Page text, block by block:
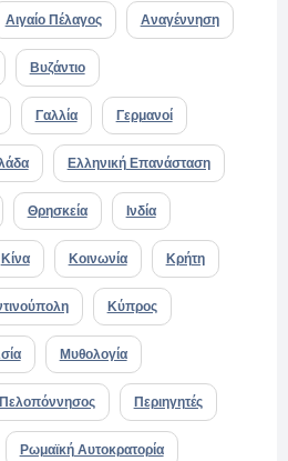
Αιγαίο Πέλαγος Αναγέννηση
Βυζάντιο
Γαλλία Γερμανοί
Ελληνική Επανάσταση
Θρησκεία Ινδία
Κίνα Κοινωνία Κρήτη
Κύπρος
Μυθολογία
Πελοπόννησος Περιηγητές
Ρωμαϊκή Αυτοκρατορία